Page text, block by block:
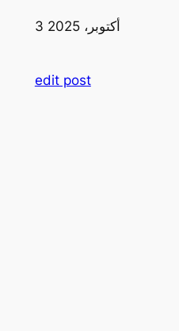
3 أكتوبر، 2025
edit post